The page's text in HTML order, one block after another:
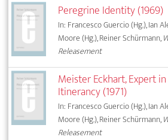
Peregrine Identity (1969)
In: Francesco Guercio (Hg.), Ian
Moore (Hg.), Reiner Schürmann,
Releasement
Meister Eckhart, Expert in
Itinerancy (1971)
In: Francesco Guercio (Hg.), Ian
Moore (Hg.), Reiner Schürmann,
Releasement